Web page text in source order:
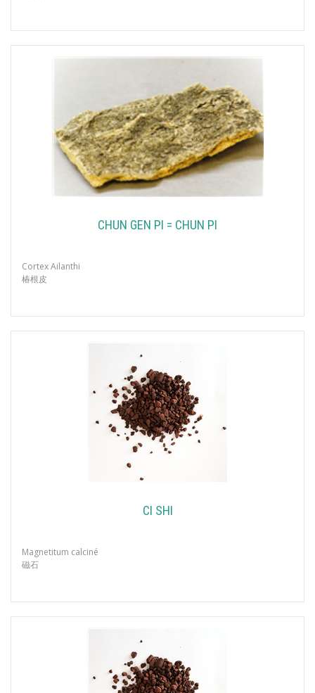
CHUN GEN PI = CHUN PI
Cortex Ailanthi
椿根皮
CI SHI
Magnetitum calciné
磁石